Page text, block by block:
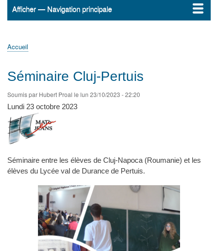
Navigation
Afficher — Navigation principale
Accueil
ActualitésMATh.en.JEANS ?
Régions et Ateliers
Créer, gérer un atelier
Sujets/Publications
Congrès
d'Ariane
Accueil
Séminaire Cluj-Pertuis
Soumis par Hubert Proal le lun 23/10/2023 - 22:20
Lundi 23 octobre 2023
Séminaire entre les élèves de Cluj-Napoca (Roumanie) et les
élèves du Lycée val de Durance de Pertuis.